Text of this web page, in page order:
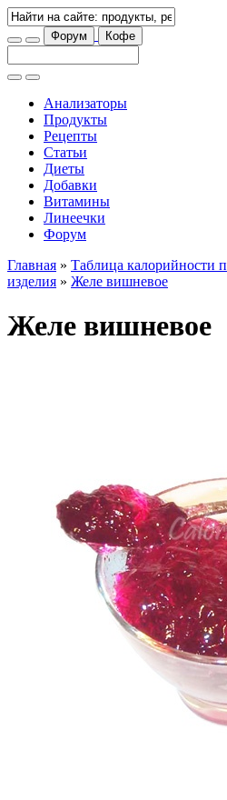
Форум Кофе
Анализаторы
Продукты
Рецепты
Статьи
Диеты
Добавки
Витамины
Линеечки
Форум
Главная » Таблица калорийности
изделия » Желе вишневое
Желе вишневое